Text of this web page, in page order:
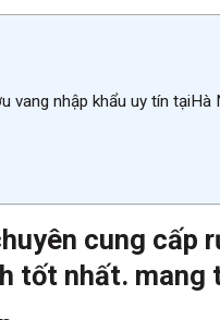
vang nhập khẩu uy tín
cung cấp
tốt nhất. mang